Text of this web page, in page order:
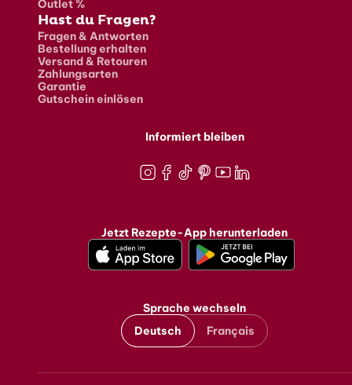
Outlet %
Hast du Fragen?
Fragen & Antworten
Bestellung erhalten
Versand & Retouren
Zahlungsarten
Garantie
Gutschein einlösen
Informiert bleiben
Jetzt Rezepte-App herunterladen
Sprache wechseln
Deutsch
Français